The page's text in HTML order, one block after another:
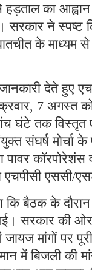
हड़ताल का
ने स्पष्ट
के माध्यम
देते हुए
7 अगस्त
घंटे तक विस्तृत
संघर्ष मोर्चा
पावर कॉरपोरेशंस
एचपीसी एससी/
कि बैठक के दौरान
सरकार की ओर
जायज मांगों पर
में बिजली